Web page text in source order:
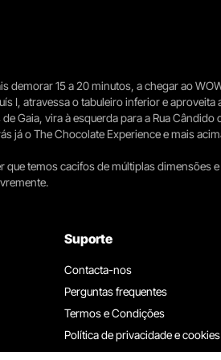
demorar 15 a 20 minutos, a chegar ao
I, atravessa o tabuleiro inferior e aproveita
Gaia, vira à esquerda para a Rua Cândido
já o The Chocolate Experience e mais
que temos cacifos de múltiplas dimensões
Suporte
Contacta-nos
Perguntas frequentes
Termos e Condições
Política de privacidade e cookies
Trabalha connosco